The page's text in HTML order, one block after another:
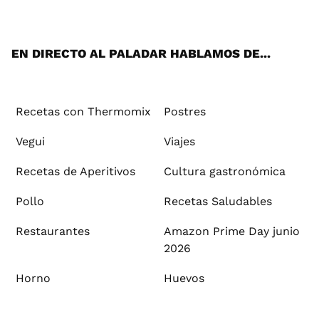
EN DIRECTO AL PALADAR HABLAMOS DE...
Recetas con Thermomix Postres
Vegui Viajes
Recetas de Aperitivos Cultura gastronómica
Pollo Recetas Saludables
Restaurantes
Amazon Prime Day junio
2026
Horno Huevos